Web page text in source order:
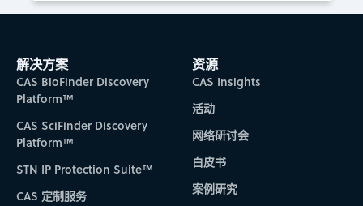
解决方案
CAS BioFinder Discovery
Platform™
CAS SciFinder Discovery
Platform™
STN IP Protection Suite™
CAS 定制服务
资源
CAS Insights
活动
网络研讨会
白皮书
案例研究